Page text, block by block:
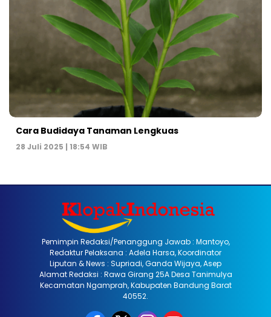
Cara Budidaya Tanaman Lengkuas
28 Juli 2025 | 18:54 WIB
Pemimpin Redaksi/Penanggung Jawab : Mantoyo,
Redaktur Pelaksana : Adela Harsa, Koordinator
Liputan & News : Supriadi, Ganda Wijaya, Asep
Alamat Redaksi : Rawa Girang 25A Desa Tanimulya
Kecamatan Ngamprah, Kabupaten Bandung Barat
40552.